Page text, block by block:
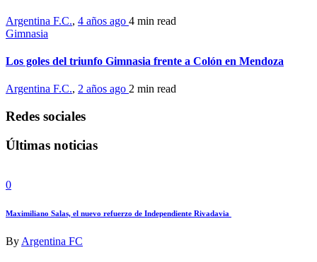
Argentina F.C., 4 años ago 4 min read
Gimnasia
Los goles del triunfo Gimnasia frente a Colón en Mendoza
Argentina F.C., 2 años ago 2 min read
Redes sociales
Últimas noticias
0
Maximiliano Salas, el nuevo refuerzo de Independiente Rivadavia
By Argentina FC